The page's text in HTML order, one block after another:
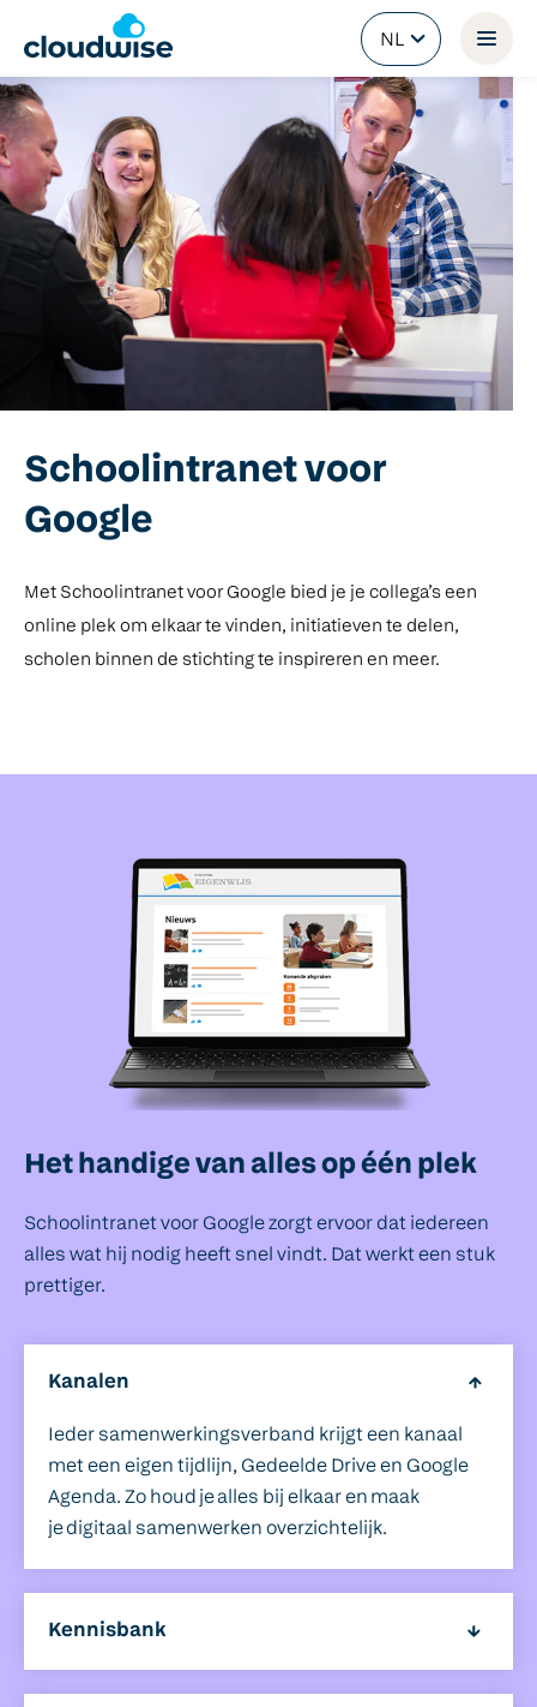
NL
Terug naar Home
Schoolintranet voor
Google
Met Schoolintranet voor Google bied je je collega’s een
online plek om elkaar te vinden, initiatieven te delen,
scholen binnen de stichting te inspireren en meer.
Het handige van alles op één plek
Schoolintranet voor Google zorgt ervoor dat iedereen
alles wat hij nodig heeft snel vindt. Dat werkt een stuk
prettiger.
Kanalen
Ieder samenwerkingsverband krijgt een kanaal
met een eigen tijdlijn, Gedeelde Drive en Google
Agenda. Zo houd je alles bij elkaar en maak
je digitaal samenwerken overzichtelijk.
Kennisbank